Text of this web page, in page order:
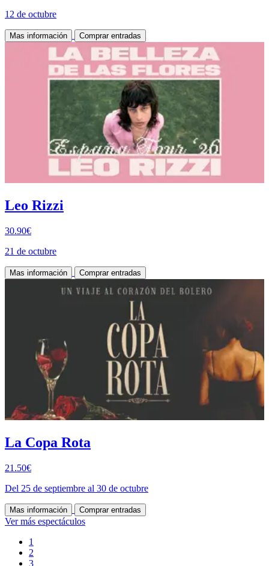
12 de octubre
Mas información Comprar entradas
Leo Rizzi
30.90€
21 de octubre
Mas información Comprar entradas
La Copa Rota
21.50€
Del 25 de septiembre al 30 de octubre
Mas información Comprar entradas
Ver más espectáculos
1
2
3